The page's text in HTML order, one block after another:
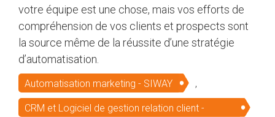
votre équipe est une chose, mais vos efforts de
compréhension de vos clients et prospects sont
la source même de la réussite d’une stratégie
d’automatisation.
Automatisation marketing - SIWAY ,
CRM et Logiciel de gestion relation client -